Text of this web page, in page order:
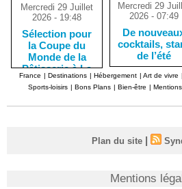
Mercredi 29 Juillet
2026 - 19:48
Sélection pour
la Coupe du
Monde de la
Pâtisserie à La
Nouvelle-
Orléans
Mercredi 29
2026 - 07:49
De
cocktails,
de l’été
France | Destinations | Hébergement | Art de vivre |
Sports-loisirs | Bons Plans | Bien-être |
Plan du site |
Mentions